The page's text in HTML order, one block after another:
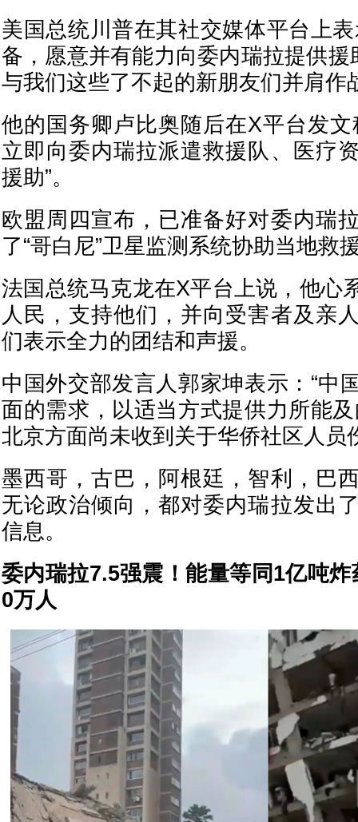
美国总统川普在其社交媒体平台上
备，愿意并有能力向委内瑞拉提供援
与我们这些了不起的新朋友们并肩作
他的国务卿卢比奥随后在X平台发文
立即向委内瑞拉派遣救援队、医疗
援助”。
欧盟周四宣布，已准备好对委内瑞
了“哥白尼”卫星监测系统协助当地救
法国总统马克龙在X平台上说，他心
人民，支持他们，并向受害者及亲
们表示全力的团结和声援。
中国外交部发言人郭家坤表示：“中
面的需求，以适当方式提供力所能
北京方面尚未收到关于华侨社区人员
墨西哥，古巴，阿根廷，智利，巴
无论政治倾向，都对委内瑞拉发出
信息。
委内瑞拉7.5强震！能量等同1亿吨
0万人